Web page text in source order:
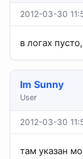
2012-03-30
в логах
Im Sunny
User
2012-03-30
там указан